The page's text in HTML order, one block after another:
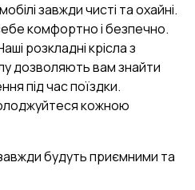
завжди чисті та охайні.
комфортно і безпечно.
розкладні крісла з
дозволяють вам знайти
під час поїздки.
кожною
будуть приємними та